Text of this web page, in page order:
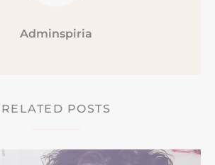
Adminspiria
RELATED POSTS